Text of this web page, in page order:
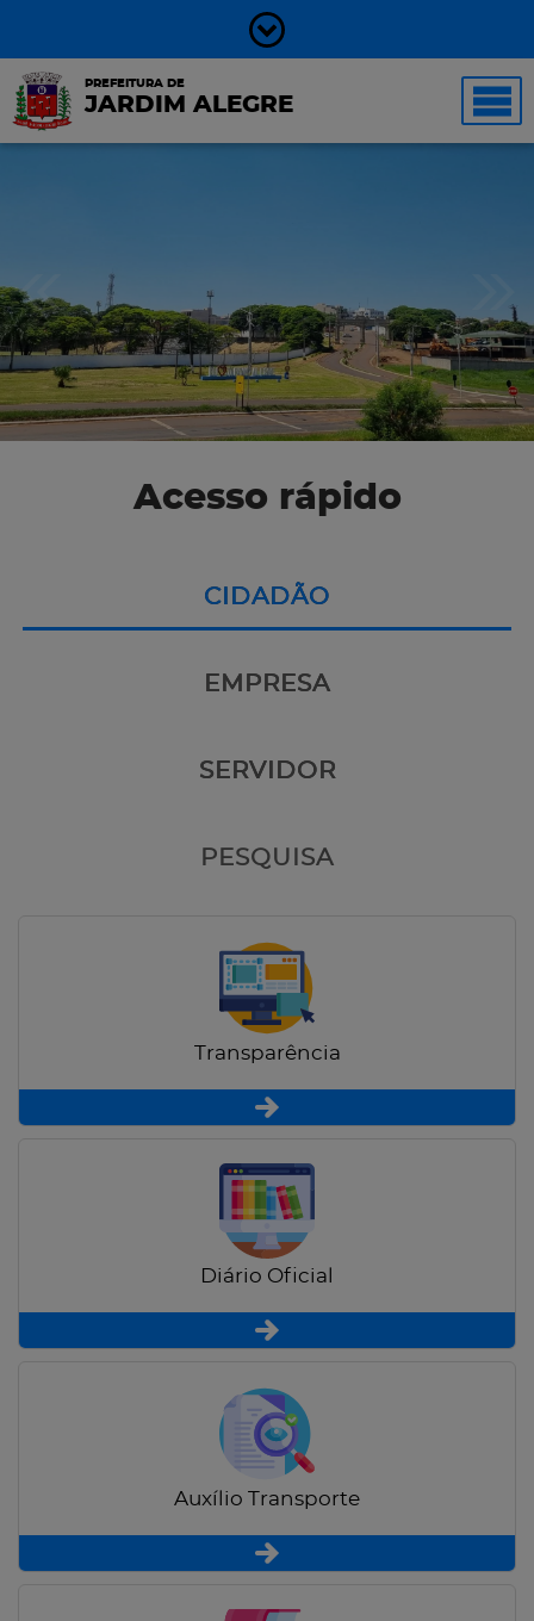
PREFEITURA DE
JARDIM ALEGRE
Acesso rápido
CIDADÃO
EMPRESA
SERVIDOR
PESQUISA
Transparência
Diário Oficial
Auxílio Transporte